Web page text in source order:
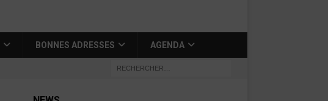
BONNES ADRESSES AGENDA